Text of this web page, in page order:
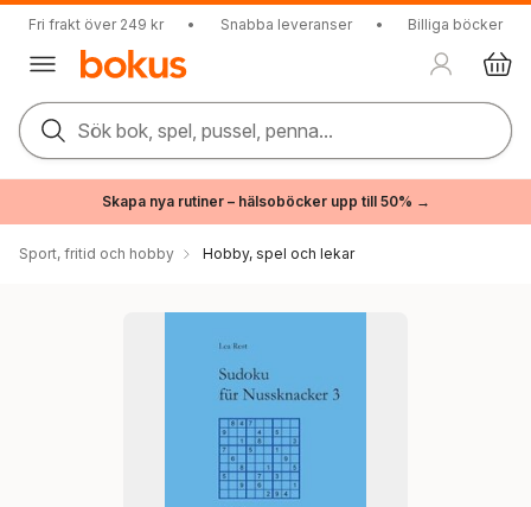
Fri frakt över 249 kr • Snabba leveranser • Billiga böcker
Sök bok, spel, pussel, penna...
Skapa nya rutiner – hälsoböcker upp till 50% →
Sport, fritid och hobby Hobby, spel och lekar